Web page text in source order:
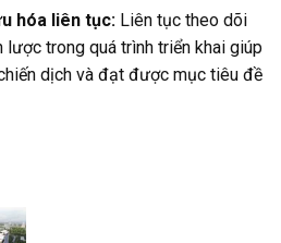
hóa liên tục: Liên tục theo dõi
lược trong quá trình triển khai giúp
dịch và đạt được mục tiêu đề